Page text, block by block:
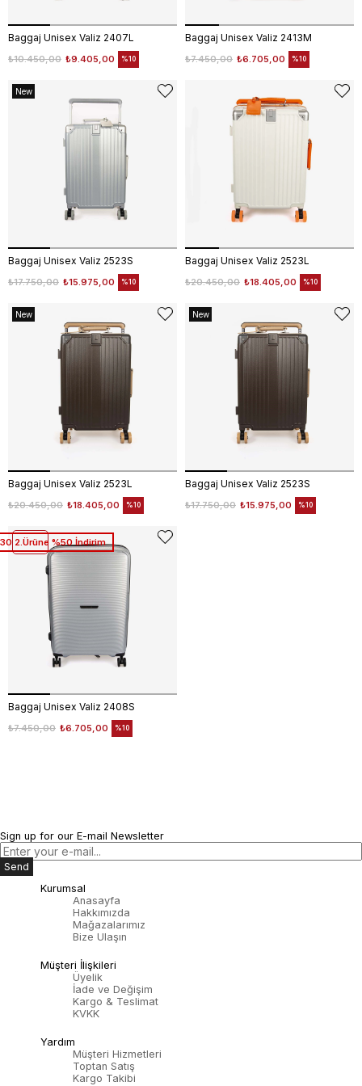
Baggaj Unisex Valiz 2407L
₺9.405,00
₺10.450,00 %10
Baggaj Unisex Valiz 2413M
₺6.705,00
₺7.450,00 %10
Baggaj Unisex Valiz 2523S
₺15.975,00
₺17.750,00 %10
New
Baggaj Unisex Valiz 2523L
₺18.405,00
₺20.450,00 %10
Baggaj Unisex Valiz 2523L
₺18.405,00
₺20.450,00 %10
New
Baggaj Unisex Valiz 2523S
₺15.975,00
₺17.750,00 %10
New
Baggaj Unisex Valiz 2408S
₺6.705,00
₺7.450,00 %10
2.Ürüne %50 İndirim
Sign up for our E-mail Newsletter
Send
Kurumsal
Anasayfa
Hakkımızda
Mağazalarımız
Bize Ulaşın
Müşteri İlişkileri
Üyelik
İade ve Değişim
Kargo & Teslimat
KVKK
Yardım
Müşteri Hizmetleri
Toptan Satış
Kargo Takibi